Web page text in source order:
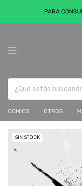
PARA
COMICS OTROS
SIN STOCK